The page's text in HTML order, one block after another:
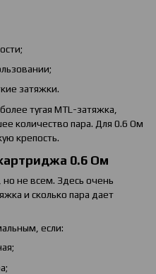
затяжки.
тугая MTL-затяжка,
количество пара. Для 0.6 Ом
крепость.
0.6 Ом
не всем. Здесь очень
и сколько пара дает
если: